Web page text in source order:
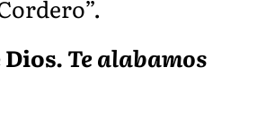
Dios.Te alabamos